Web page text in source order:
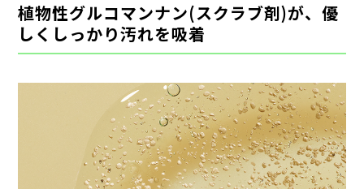
植物性グルコマンナン(スクラブ剤)が、​優
しくしっかり​汚れを​吸着